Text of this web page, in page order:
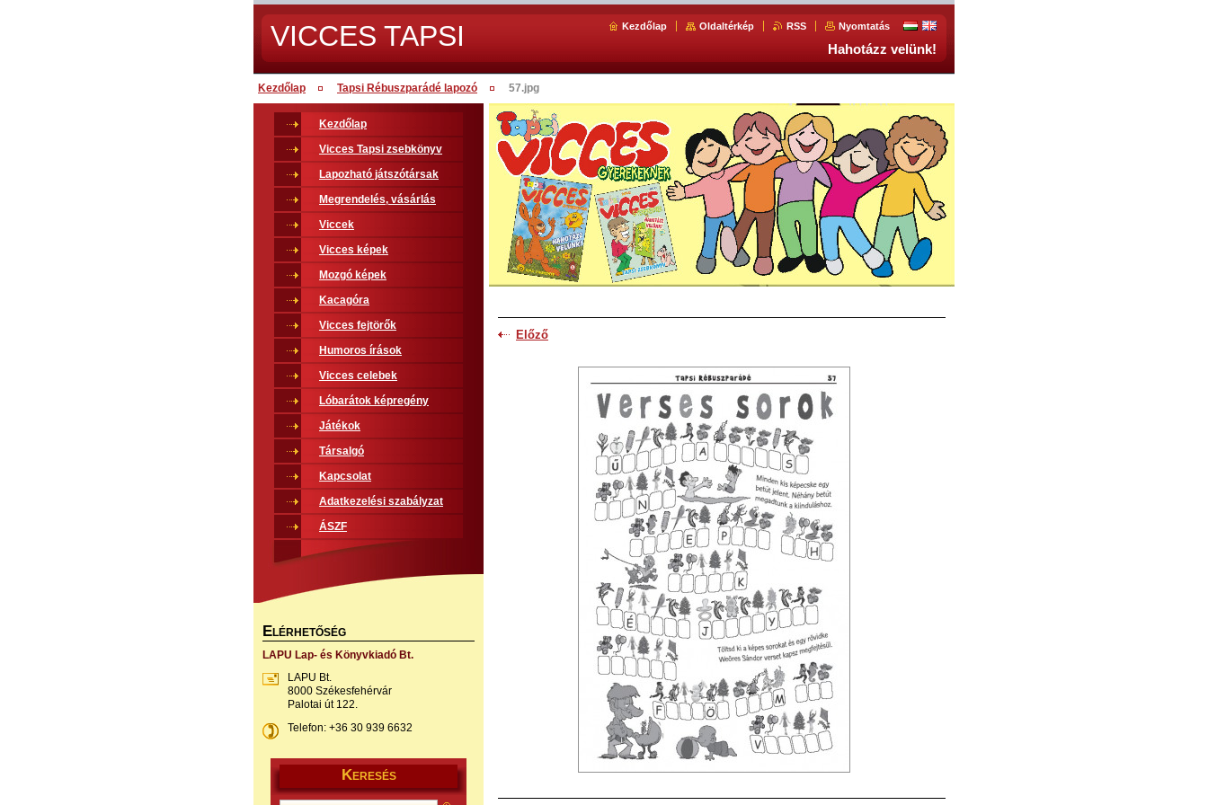
VICCES TAPSI Kezdőlap Oldaltérkép RSS Nyomtatás
Hahotázz velünk!
Kezdőlap Tapsi Rébuszparádé lapozó 57.jpg
Előző
Kezdőlap
Vicces Tapsi zsebkönyv
Lapozható játszótársak
Megrendelés, vásárlás
Viccek
Vicces képek
Mozgó képek
Kacagóra
Vicces fejtörők
Humoros írások
Vicces celebek
Lóbarátok képregény
Játékok
Társalgó
Kapcsolat
Adatkezelési szabályzat
ÁSZF
ELÉRHETŐSÉG
LAPU Lap- és Könyvkiadó Bt.
LAPU Bt.
8000 Székesfehérvár
Palotai út 122.
Telefon: +36 30 939 6632
KERESÉS